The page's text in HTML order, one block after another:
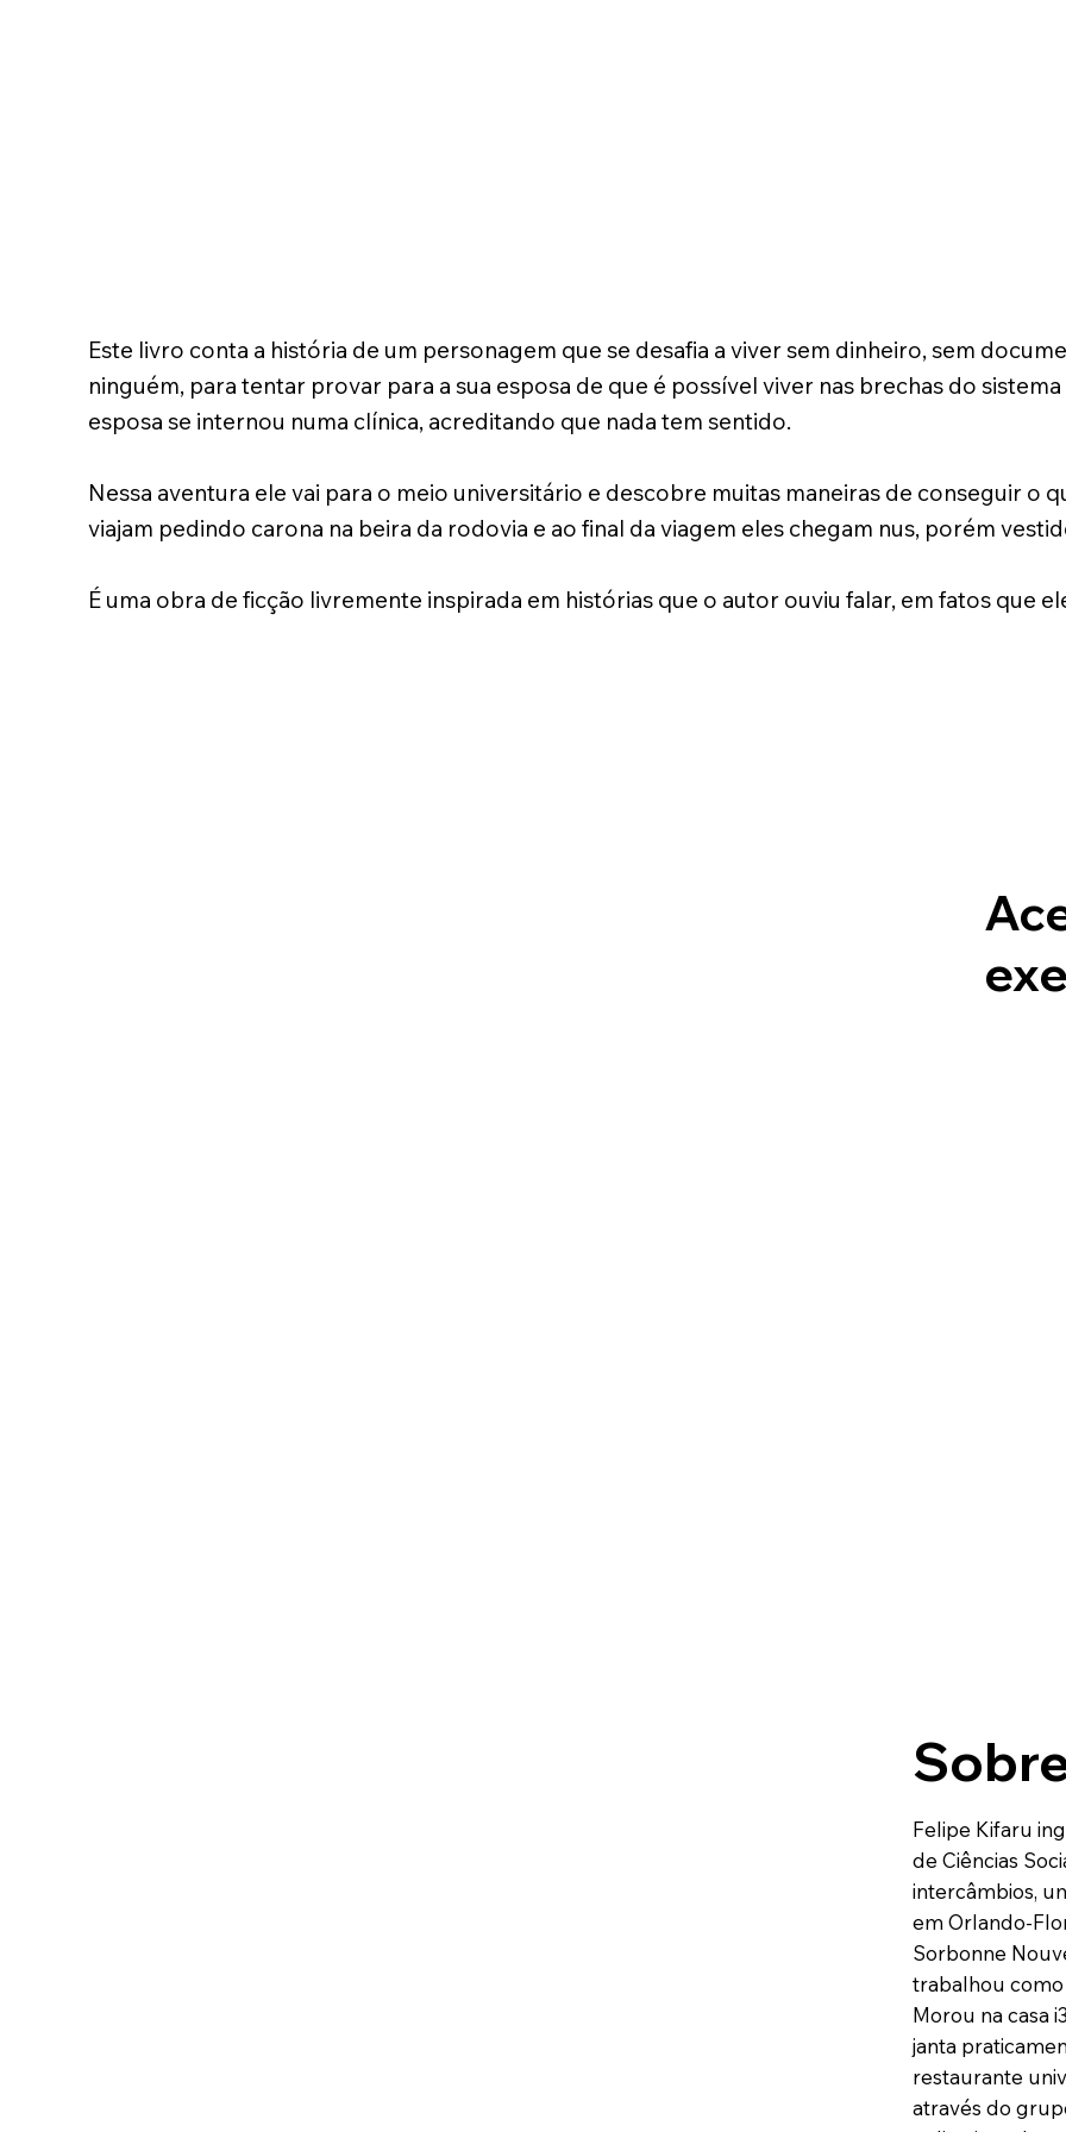
Este livro conta a história de um personagem que se desafia a viver sem dinheiro, sem
ninguém, para tentar provar para a sua esposa de que é possível viver nas brechas do
esposa se internou numa clínica, acreditando que nada tem sentido.
Nessa aventura ele vai para o meio universitário e descobre muitas maneiras de conseguir o
viajam pedindo carona na beira da rodovia e ao final da viagem eles chegam nus, porém
É uma obra de ficção livremente inspirada em histórias que o autor ouviu falar, em fatos que
Felipe Kifaru
de Ciências
intercâmbios,
em Orlando-
Sorbonne
trabalhou
Morou na casa
janta
restaurante
através do